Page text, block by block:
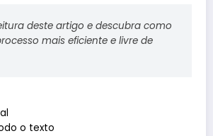
deste artigo e descubra como
mais eficiente e livre de
o texto